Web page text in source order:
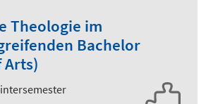
Theologie im
Bachelor
Arts)